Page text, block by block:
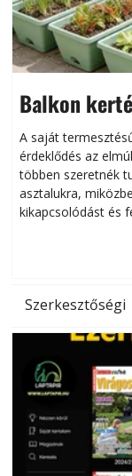
Balkon
A saját
érdeklődés az
többen szeretnék
asztalukra,
kikapcsolódást és
Szerkesztőségi